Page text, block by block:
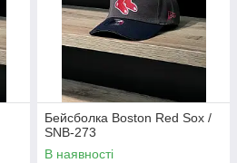
Бейсболка Boston Red Sox /
SNB-273
В наявності